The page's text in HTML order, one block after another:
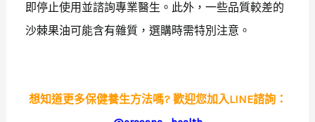
即停止使用並諮詢專業醫生。此外，一些品質較差的
沙棘果油可能含有雜質，選購時需特別注意。
想知道更多保健養生方法嗎? 歡迎您加入LINE諮詢：